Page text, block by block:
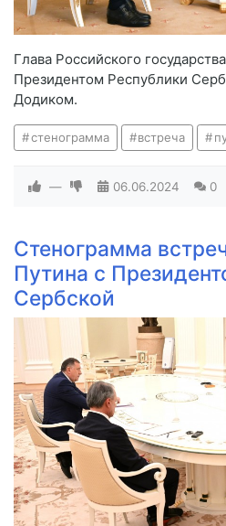
Глава Российского
Президентом Республики
Додиком.
стенограмма встреча
— 06.06.2024 0
Стенограмма
Путина с
Сербской